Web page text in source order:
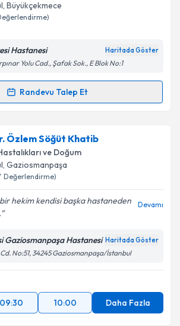
, Büyükçekmece
Hastanesi Haritada Göster
Yolu Cad., Şafak Sok., E Blok No:1
Randevu Talep Et
Talebi
Behram Barlasiçin randevu takvimi
Size bu uzmandan randevu almanız
hazırlandığında e-posta ile
işlenmesine ilişkinAydınlatma
okudum ve kişisel verilerimin belirtilen
işlenmesini kabul ediyorum.
Takvim Talebini Gönder
Özlem Söğüt Khatib
ve Doğum
, Gaziosmanpaşa
Değerlendirme)
hekim kendisi başka hastaneden
Devamı
Gaziosmanpaşa Hastanesi Haritada Göster
No:51, 34245 Gaziosmanpaşa/İstanbul
09:30 10:00 Daha Fazla